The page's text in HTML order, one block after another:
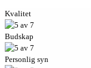
Kvalitet
Budskap
Personlig syn